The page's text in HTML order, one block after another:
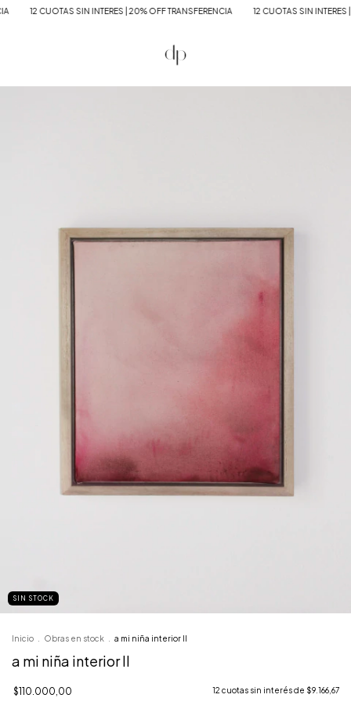
SIN INTERES | 20% OFF TRANSFERENCIA 12 CUOTAS SIN INTERES | 20% OFF
SIN STOCK
Inicio Obras en stock a mi niña interior II
a mi niña interior II
$110.000,00 12 cuotas sin interés de $9.166,67